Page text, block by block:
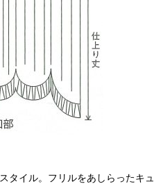
タイル。フリルをあしらったキュ